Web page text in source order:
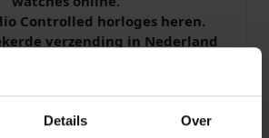
Details Over
Controlled horloges heren.
verzending in Nederland
en gebruiksaanwijzing voor alle
Citizen uurwerk: caliber H874